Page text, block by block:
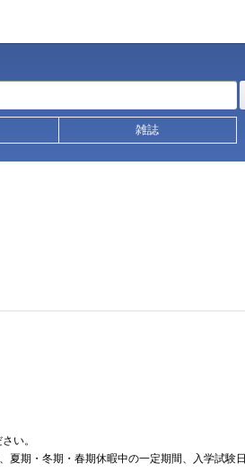
雑誌
い。
夏期・冬期・春期休暇中の一定期間、入学試験日